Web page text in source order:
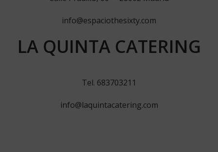
info@espaciothesixty.com
LA QUINTA CATERING
Tel. 683703211
info@laquintacatering.com